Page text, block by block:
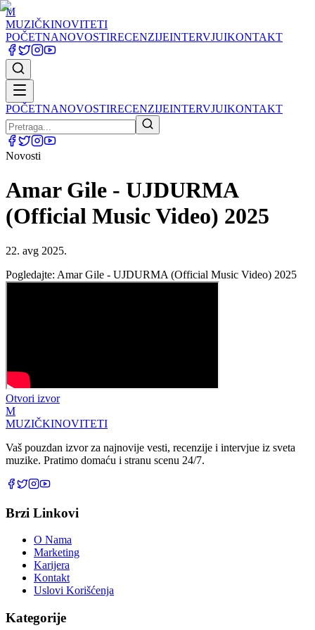
M
MUZIČKINOVITETI
POČETNANOVOSTIRECENZIJEINTERVJUIKONTAKT
POČETNANOVOSTIRECENZIJEINTERVJUIKONTAKT
Novosti
Amar Gile - UJDURMA
(Official Music Video) 2025
22. avg 2025.
Pogledajte: Amar Gile - UJDURMA (Official Music Video) 2025
Otvori izvor
M
MUZIČKINOVITETI
Vaš pouzdan izvor za najnovije vesti, recenzije i intervjue iz sveta
muzike. Pratimo domaću i stranu scenu 24/7.
Brzi Linkovi
O Nama
Marketing
Karijera
Kontakt
Uslovi Korišćenja
Kategorije